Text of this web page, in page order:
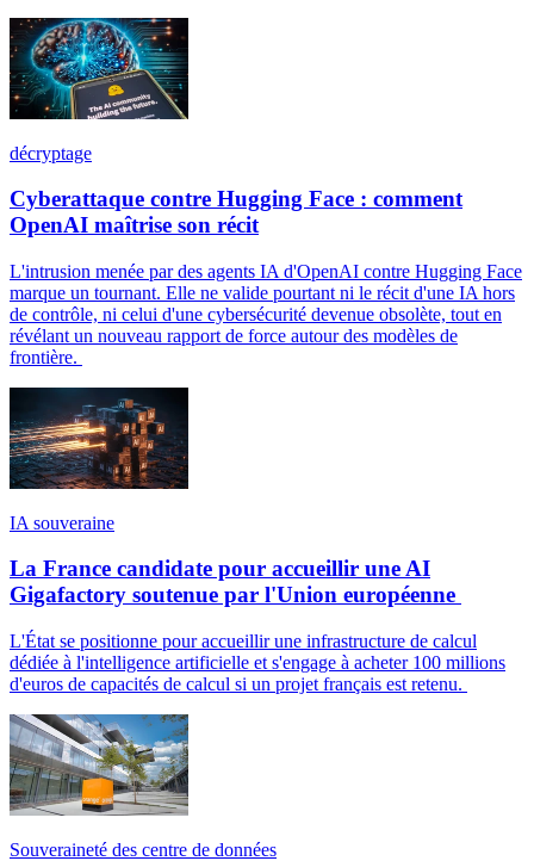
décryptage
Cyberattaque contre Hugging Face : comment
OpenAI maîtrise son récit
L'intrusion menée par des agents IA d'OpenAI contre Hugging Face
marque un tournant. Elle ne valide pourtant ni le récit d'une IA hors
de contrôle, ni celui d'une cybersécurité devenue obsolète, tout en
révélant un nouveau rapport de force autour des modèles de
frontière.
IA souveraine
La France candidate pour accueillir une AI
Gigafactory soutenue par l'Union européenne
L'État se positionne pour accueillir une infrastructure de calcul
dédiée à l'intelligence artificielle et s'engage à acheter 100 millions
d'euros de capacités de calcul si un projet français est retenu.
Souveraineté des centre de données